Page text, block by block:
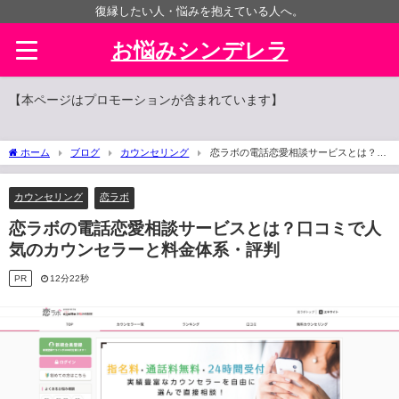
復縁したい人・悩みを抱えている人へ。
お悩みシンデレラ
【本ページはプロモーションが含まれています】
ホーム ブログ カウンセリング
恋ラボの電話恋愛相談サービスとは？口
コミで人気のカウンセラーと料金体系・評判
カウンセリング 恋ラボ
恋ラボの電話恋愛相談サービスとは？口コミで人
気のカウンセラーと料金体系・評判
PR 12分22秒